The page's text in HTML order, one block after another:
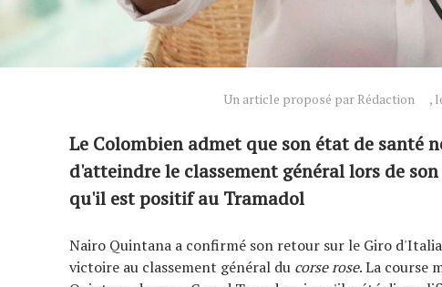
Un article proposé par Rédaction ,
Le Colombien admet que son état de santé
d'atteindre le classement général lors de
qu'il est positif au Tramadol
Nairo Quintana a confirmé son retour sur le Giro
victoire au classement général du corse rose. La course